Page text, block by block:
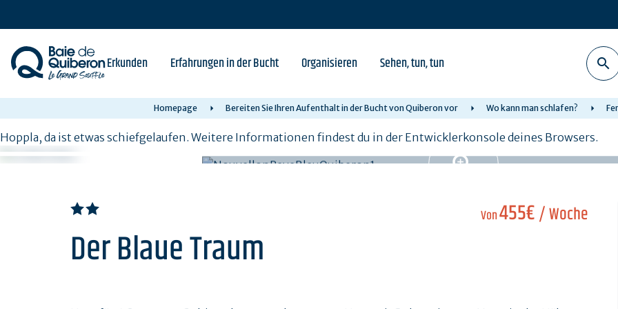
content
Erkunden Erfahrungen in der Bucht Organisieren Sehen, tun, tun
Homepage Bereiten Sie Ihren Aufenthalt in der Bucht von Quiberon vor Wo kann man schlafen?
Hoppla, da ist etwas schiefgelaufen. Weitere Informationen findest du in der Entwicklerkonsole deines Browsers.
Von455€/ Woche
Der Blaue Traum